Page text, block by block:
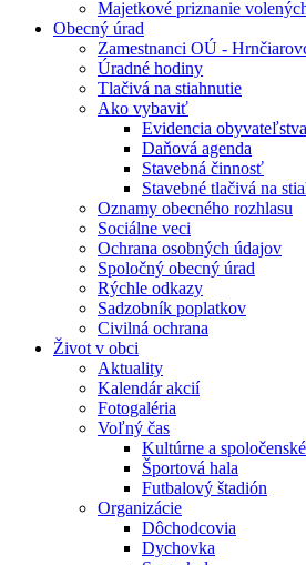
Majetkové priznanie
Obecný úrad
Zamestnanci OÚ -
Úradné hodiny
Tlačivá na stiahnutie
Ako vybaviť
Evidencia obyvateľstva
Daňová agenda
Stavebná činnosť
Stavebné tlačivá na
Oznamy obecného rozhlasu
Sociálne veci
Ochrana osobných údajov
Spoločný obecný úrad
Rýchle odkazy
Sadzobník poplatkov
Civilná ochrana
Život v obci
Aktuality
Kalendár akcií
Fotogaléria
Voľný čas
Kultúrne a
Športová hala
Futbalový štadión
Organizácie
Dôchodcovia
Dychovka